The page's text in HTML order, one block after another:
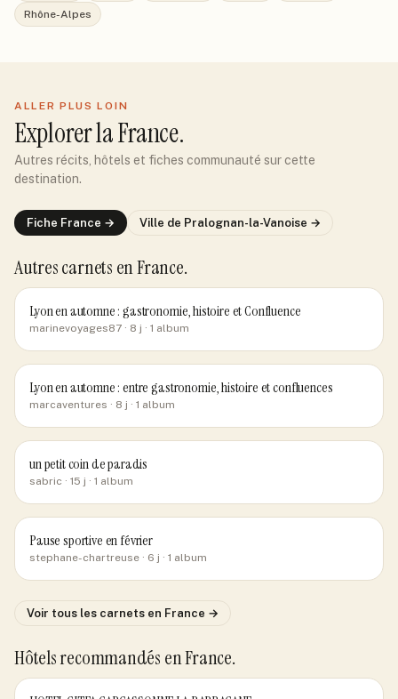
Rhône-Alpes
ALLER PLUS LOIN
Explorerla France.
Autres récits, hôtels et fiches communauté sur cette
destination.
Fiche France → Ville de Pralognan-la-Vanoise →
Autres carnets en France.
Lyon en automne : gastronomie, histoire et Confluence
marinevoyages87 · 8 j · 1 album
Lyon en automne : entre gastronomie, histoire et confluences
marcaventures · 8 j · 1 album
un petit coin de paradis
sabric · 15 j · 1 album
Pause sportive en février
stephane-chartreuse · 6 j · 1 album
Voir tous les carnets en France →
Hôtels recommandés en France.